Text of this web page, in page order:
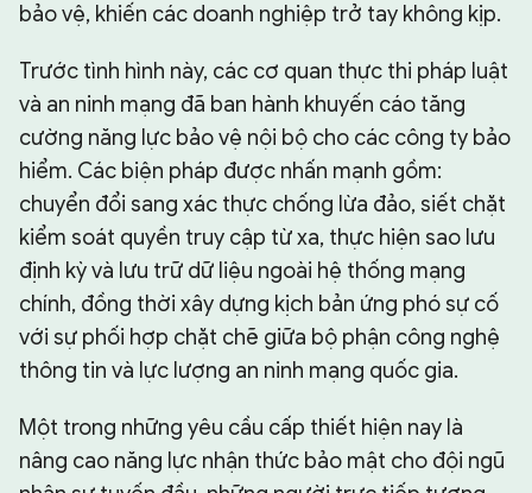
bảo vệ, khiến các doanh nghiệp trở tay không kịp.
Trước tình hình này, các cơ quan thực thi pháp luật
và an ninh mạng đã ban hành khuyến cáo tăng
cường năng lực bảo vệ nội bộ cho các công ty bảo
hiểm. Các biện pháp được nhấn mạnh gồm:
chuyển đổi sang xác thực chống lừa đảo, siết chặt
kiểm soát quyền truy cập từ xa, thực hiện sao lưu
định kỳ và lưu trữ dữ liệu ngoài hệ thống mạng
chính, đồng thời xây dựng kịch bản ứng phó sự cố
với sự phối hợp chặt chẽ giữa bộ phận công nghệ
thông tin và lực lượng an ninh mạng quốc gia.
Một trong những yêu cầu cấp thiết hiện nay là
nâng cao năng lực nhận thức bảo mật cho đội ngũ